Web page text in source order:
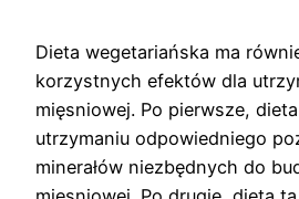
Dieta wegetariańska ma
korzystnych efektów dla
mięsniowej. Po pierwsze,
utrzymaniu odpowiedniego
minerałów niezbędnych do